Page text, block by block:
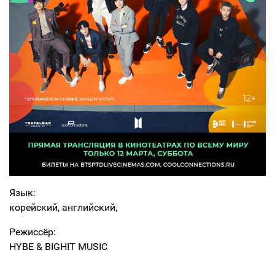
Язык:
корейский, английский,
Режиссёр:
HYBE & BIGHIT MUSIC